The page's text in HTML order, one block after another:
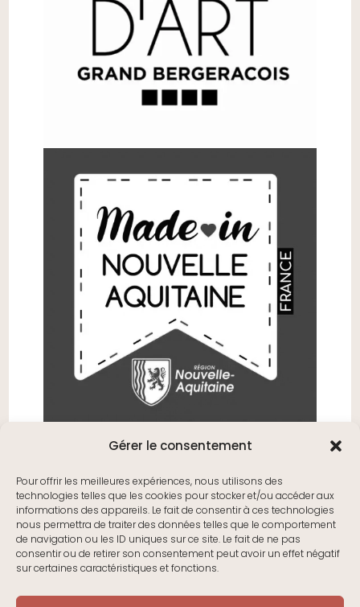
Gérer le consentement
Pour offrir les meilleures expériences, nous utilisons des
technologies telles que les cookies pour stocker et/ou accéder aux
informations des appareils. Le fait de consentir à ces technologies
nous permettra de traiter des données telles que le comportement
de navigation ou les ID uniques sur ce site. Le fait de ne pas
consentir ou de retirer son consentement peut avoir un effet négatif
sur certaines caractéristiques et fonctions.